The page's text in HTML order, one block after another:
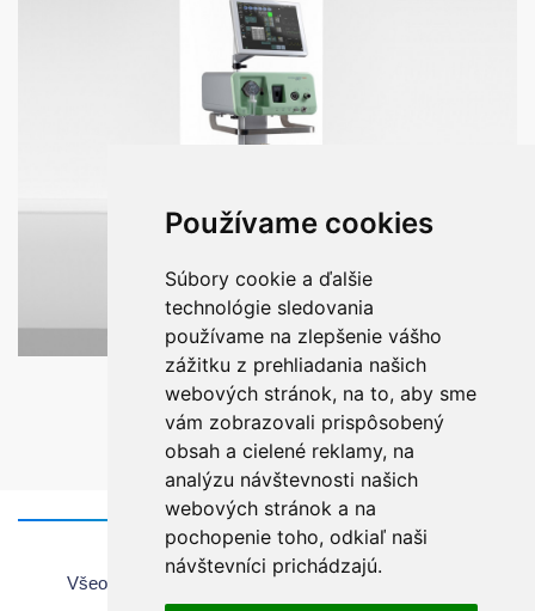
Používame cookies
Súbory cookie a ďalšie
technológie sledovania
používame na zlepšenie vášho
zážitku z prehliadania našich
webových stránok, na to, aby sme
vám zobrazovali prispôsobený
obsah a cielené reklamy, na
analýzu návštevnosti našich
webových stránok a na
pochopenie toho, odkiaľ naši
návštevníci prichádzajú.
CHIRANA AURA BASIC
Domov
Všeobecné informácie o používaní webovej stránky